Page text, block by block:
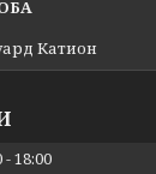
Катион
18:00